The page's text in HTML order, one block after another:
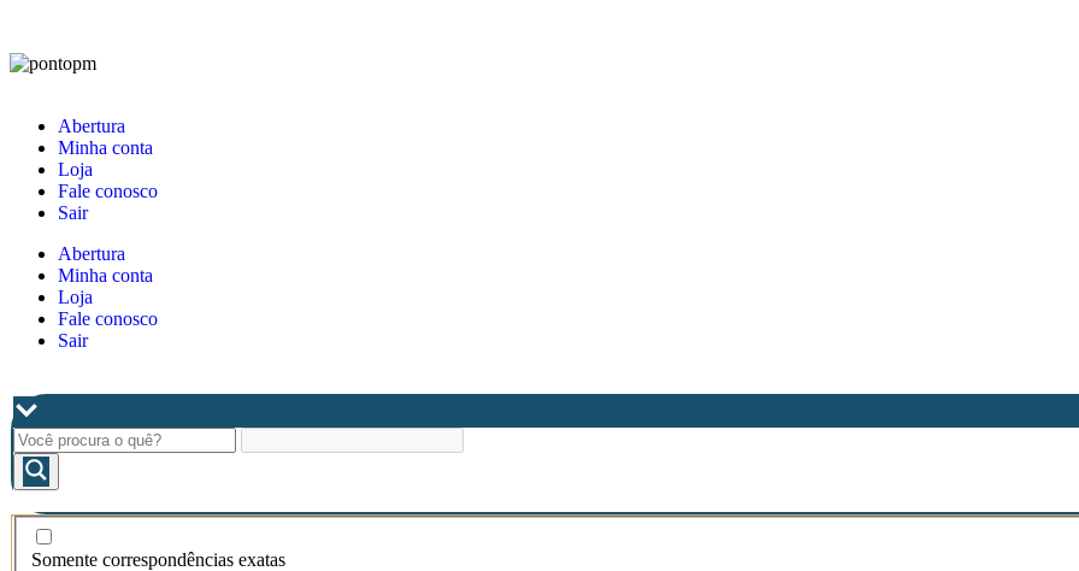
Abertura
Minha conta
Loja
Fale conosco
Sair
Abertura
Minha conta
Loja
Fale conosco
Sair
Somente correspondências exatas